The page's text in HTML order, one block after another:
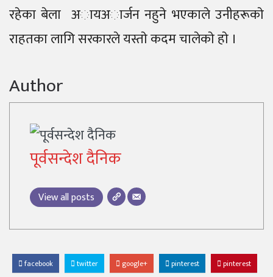
रहेका बेला अायअार्जन नहुने भएकाले उनीहरूकाे
राहतका लागि सरकारले यस्ताे कदम चालेकाे हाे ।
Author
पूर्वसन्देश दैनिक
View all posts
facebook twitter google+ pinterest pinterest